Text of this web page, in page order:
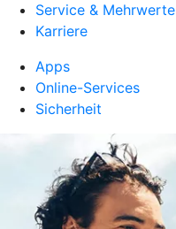
Service & Mehrwerte
Karriere
Apps
Online-Services
Sicherheit